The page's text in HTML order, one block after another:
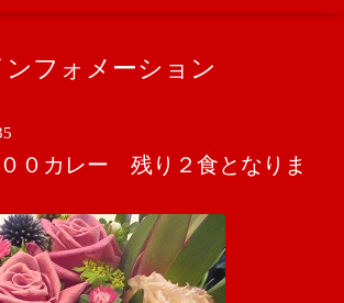
ンフォメーション
０カレー 残り２食となりま